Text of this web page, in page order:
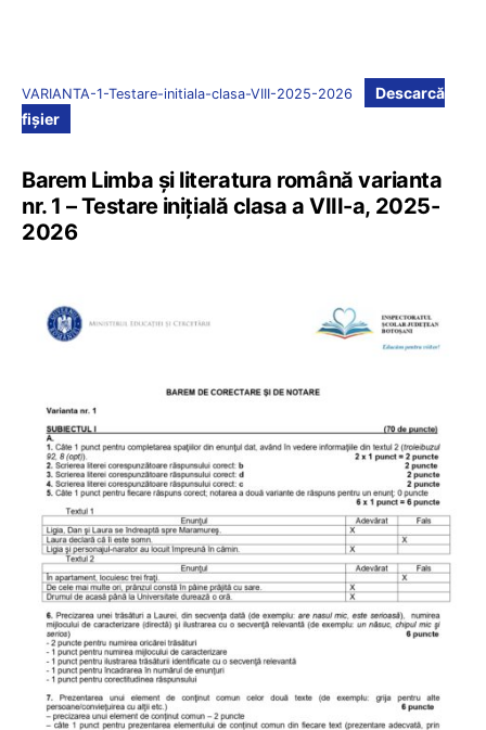
VARIANTA-1-Testare-initiala-clasa-VIII-2025-2026
Descarcă
fișier
Barem Limba și literatura română varianta
nr. 1 – Testare inițială clasa a VIII-a, 2025-
2026